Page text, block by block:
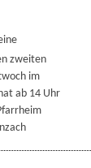
zweiten
im
ab 14 Uhr